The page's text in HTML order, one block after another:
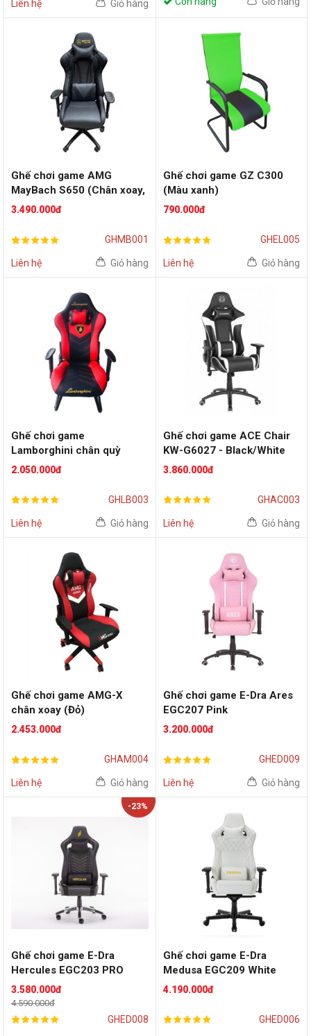
Liên hệ Giỏ hàng
Ghế chơi game AMG
MayBach S650 (Chân xoay,
Màu đen)
3.490.000đ
GHMB001
Liên hệ Giỏ hàng
Ghế chơi game GZ C300
(Màu xanh)
790.000đ
GHEL005
Liên hệ Giỏ hàng
Ghế chơi game
Lamborghini chân quỳ
(Màu đỏ)
2.050.000đ
GHLB003
Liên hệ Giỏ hàng
Ghế chơi game ACE Chair
KW-G6027 - Black/White
3.860.000đ
GHAC003
Liên hệ Giỏ hàng
Ghế chơi game AMG-X
chân xoay (Đỏ)
2.453.000đ
GHAM004
Liên hệ Giỏ hàng
Ghế chơi game E-Dra Ares
EGC207 Pink
3.200.000đ
GHED009
Liên hệ Giỏ hàng
-23%
Ghế chơi game E-Dra
Hercules EGC203 PRO
Black
3.580.000đ
4.590.000đ
GHED008
Ghế chơi game E-Dra
Medusa EGC209 White
4.190.000đ
GHED006